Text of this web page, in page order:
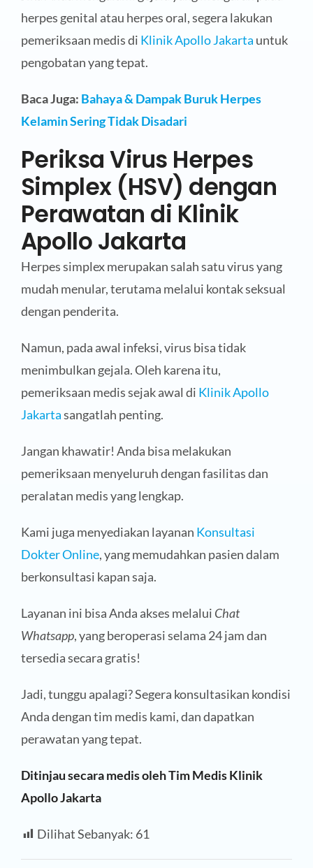
herpes genital atau herpes oral, segera lakukan
pemeriksaan medis di Klinik Apollo Jakarta untuk
pengobatan yang tepat.
Baca Juga: Bahaya & Dampak Buruk Herpes
Kelamin Sering Tidak Disadari
Periksa Virus Herpes
Simplex (HSV) dengan
Perawatan di Klinik
Apollo Jakarta
Herpes simplex merupakan salah satu virus yang
mudah menular, terutama melalui kontak seksual
dengan penderita.
Namun, pada awal infeksi, virus bisa tidak
menimbulkan gejala. Oleh karena itu,
pemeriksaan medis sejak awal di Klinik Apollo
Jakartasangatlah penting.
Jangan khawatir! Anda bisa melakukan
pemeriksaan menyeluruh dengan fasilitas dan
peralatan medis yang lengkap.
Kami juga menyediakan layanan Konsultasi
Dokter Online, yang memudahkan pasien dalam
berkonsultasi kapan saja.
Layanan ini bisa Anda akses melalui Chat
Whatsapp, yang beroperasi selama 24 jam dan
tersedia secara gratis!
Jadi, tunggu apalagi? Segera konsultasikan kondisi
Anda dengan tim medis kami, dan dapatkan
perawatan yang tepat.
Ditinjau secara medis oleh Tim Medis Klinik
Apollo Jakarta
Dilihat Sebanyak: 61